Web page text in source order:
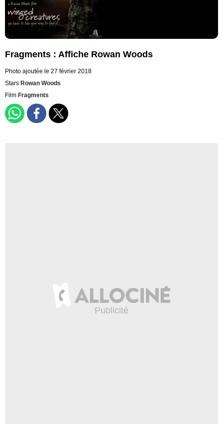
Fragments : Affiche Rowan Woods
Photo ajoutée le 27 février 2018
Stars Rowan Woods
Film Fragments